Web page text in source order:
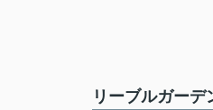
リーブルガー